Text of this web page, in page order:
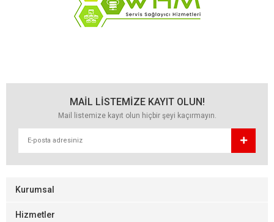
MAİL LİSTEMİZE KAYIT OLUN!
Mail listemize kayıt olun hiçbir şeyi kaçırmayın.
Kurumsal
Hizmetler